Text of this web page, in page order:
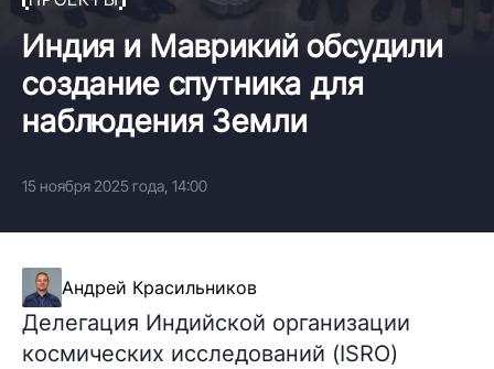
Индия и Маврикий обсудили
создание спутника для
наблюдения Земли
15 ноября 2025 года, 14:00
Андрей Красильников
Делегация Индийской организации
космических исследований (ISRO)